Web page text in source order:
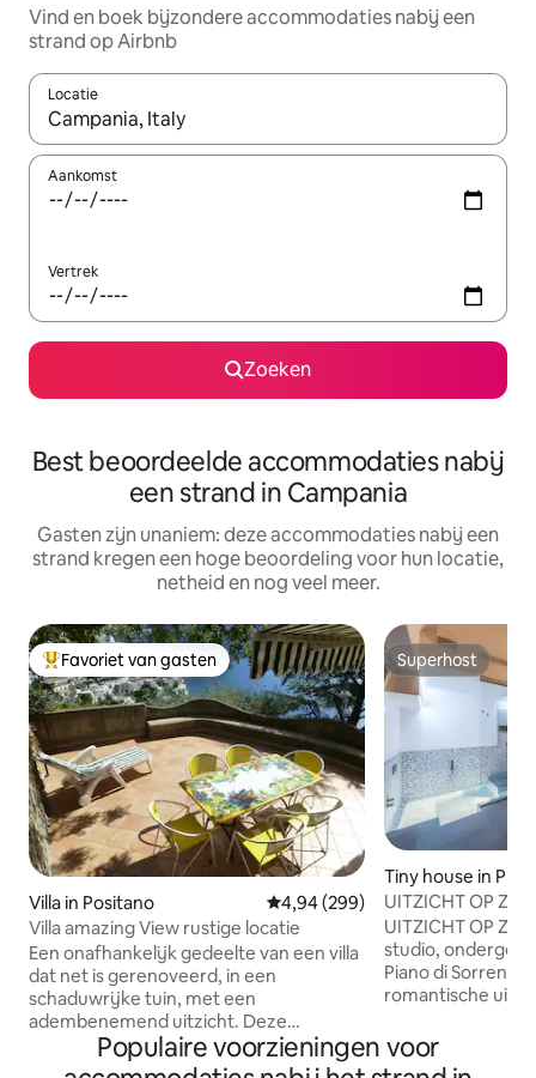
Vind en boek bijzondere accommodaties nabij een
strand op Airbnb
Locatie
Wanneer er resultaten beschikbaar zijn, maak je een keuze
Aankomst
Vertrek
Zoeken
Best beoordeelde accommodaties nabij
een strand in Campania
Gasten zijn unaniem: deze accommodaties nabij een
strand kregen een hoge beoordeling voor hun locatie,
netheid en nog veel meer.
Topfavoriet van gasten
Favoriet van gasten
Villa in Positano Gemiddelde beoordeling van
4,94 (299)
Villa amazing View rustige locatie
Een onafhankelijk gedeelte van een villa
dat net is gerenoveerd, in een
schaduwrijke tuin, met een
adembenemend uitzicht. Deze
bevoorrechte plek, op een rotsachtige
klif in Positano, tussen de zee, de bergen
Superhost
Superhost
Tiny house in
nto
UITZICHT OP
UITZICHT OP
studio,
Piano di Sorrento.
romantische
stad en een
doorbrengen.
Populaire voorzieningen voor